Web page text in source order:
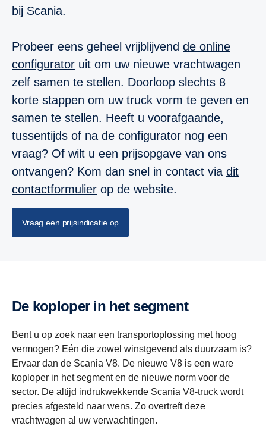
bij Scania.
Probeer eens geheel vrijblijvend de online
configurator uit om uw nieuwe vrachtwagen
zelf samen te stellen. Doorloop slechts 8
korte stappen om uw truck vorm te geven en
samen te stellen. Heeft u voorafgaande,
tussentijds of na de configurator nog een
vraag? Of wilt u een prijsopgave van ons
ontvangen? Kom dan snel in contact via dit
contactformulier op de website.
Vraag een prijsindicatie op
De koploper in het segment
Bent u op zoek naar een transportoplossing met hoog
vermogen? Eén die zowel winstgevend als duurzaam is?
Ervaar dan de Scania V8. De nieuwe V8 is een ware
koploper in het segment en de nieuwe norm voor de
sector. De altijd indrukwekkende Scania V8-truck wordt
precies afgesteld naar wens. Zo overtreft deze
vrachtwagen al uw verwachtingen.